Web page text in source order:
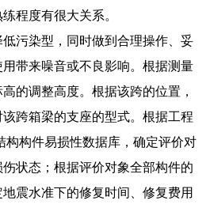
程度有很大关系。
污染型，同时做到合理操作、妥
带来噪音或不良影响。根据测量
的调整高度。根据该跨的位置，
跨箱梁的支座的型式。根据工程
构构件易损性数据库，确定评价对
状态；根据评价对象全部构件的
震水准下的修复时间、修复费用